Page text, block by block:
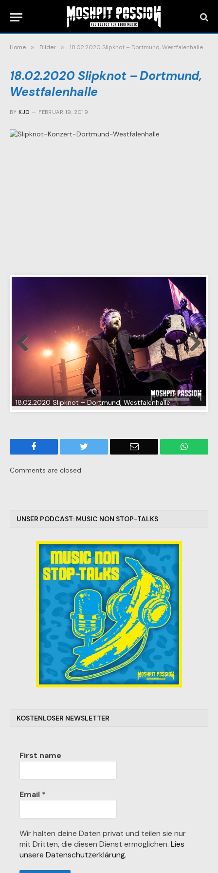
Home » Bilder » 18.02.2020 Slipknot – Dortmund, Westfalenhalle
18.02.2020 Slipknot – Dortmund,
Westfalenhalle
BY KJO FEBRUAR 19, 2019
18.02.2020 Slipknot – Dortmund, Westfalenhalle
Email
Comments are closed.
UNSER PODCAST: MUSIC NON STOP-TALKS
KOSTENLOSER NEWSLETTER
First name
Email *
Wir halten deine Daten privat und teilen sie nur
mit Dritten, die diesen Dienst ermöglichen. Lies
unsere Datenschutzerklärung.